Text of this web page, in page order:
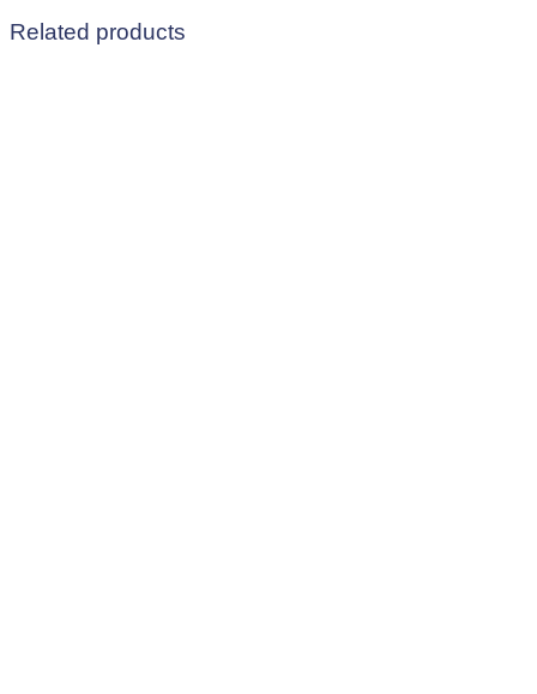
Related products